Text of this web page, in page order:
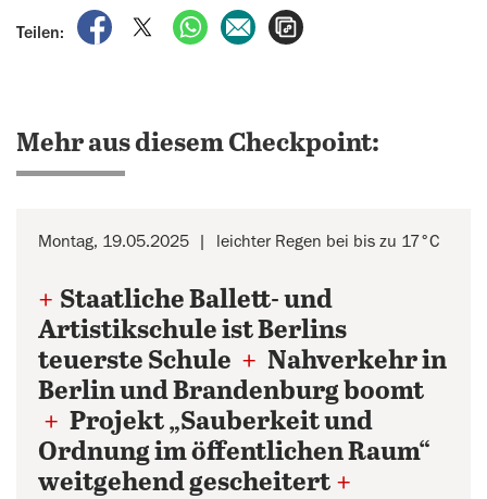
Teilen:
auf Facebook teilen
auf X teilenper WhatsApp teilen
per E-Mail teilen
Mehr aus diesem Checkpoint:
Montag, 19.05.2025 leichter Regen bei bis zu 17°C
+ Staatliche Ballett- und
Artistikschule ist Berlins
teuerste Schule + Nahverkehr in
Berlin und Brandenburg boomt
+ Projekt „Sauberkeit und
Ordnung im öffentlichen Raum“
weitgehend gescheitert +